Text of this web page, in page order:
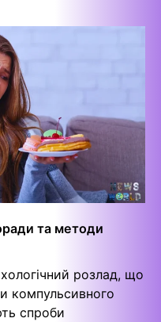
та методи
розлад, що
компульсивного
спроби